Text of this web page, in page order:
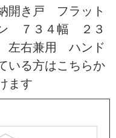
開き戸 フラット
７３４幅 ２３
左右兼用 ハンド
いる方はこちらか
ます